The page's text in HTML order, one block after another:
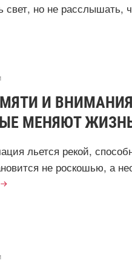
свет, но не расслышать,
И
МЕНЯЮТ
льется рекой,
не роскошью, а